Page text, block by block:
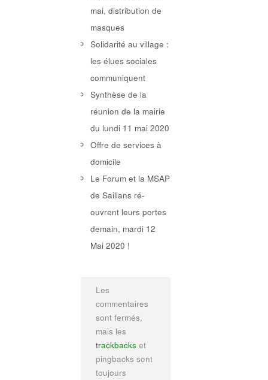
mai, distribution de
masques
Solidarité au village :
les élues sociales
communiquent
Synthèse de la
réunion de la mairie
du lundi 11 mai 2020
Offre de services à
domicile
Le Forum et la MSAP
de Saillans ré-
ouvrent leurs portes
demain, mardi 12
Mai 2020 !
Les
commentaires
sont fermés,
mais les
trackbacks et
pingbacks sont
toujours